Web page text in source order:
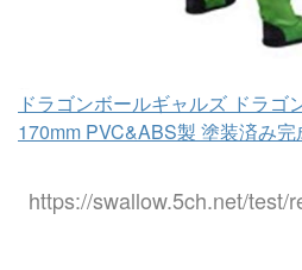
ドラゴンボールギャルズ ドラゴ
170mm PVC&ABS製 塗装済み
https://swallow.5ch.net/test/